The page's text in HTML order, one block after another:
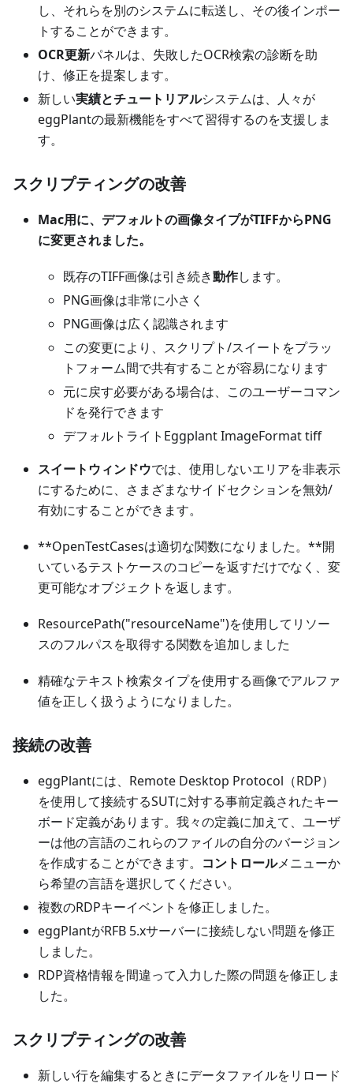
し、それらを別のシステムに転送し、その後インポー
トすることができます。
OCR更新パネルは、失敗したOCR検索の診断を助
け、修正を提案します。
新しい実績とチュートリアルシステムは、人々が
eggPlantの最新機能をすべて習得するのを支援しま
す。
スクリプティングの改善
Mac用に、デフォルトの画像タイプがTIFFからPNG
に変更されました。
既存のTIFF画像は引き続き動作します。
PNG画像は非常に小さく
PNG画像は広く認識されます
この変更により、スクリプト/スイートをプラッ
トフォーム間で共有することが容易になります
元に戻す必要がある場合は、このユーザーコマン
ドを発行できます
デフォルトライトEggplant ImageFormat tiff
スイートウィンドウでは、使用しないエリアを非表示
にするために、さまざまなサイドセクションを無効/
有効にすることができます。
**OpenTestCasesは適切な関数になりました。**開
いているテストケースのコピーを返すだけでなく、変
更可能なオブジェクトを返します。
ResourcePath("resourceName")を使用してリソー
スのフルパスを取得する関数を追加しました
精確なテキスト検索タイプを使用する画像でアルファ
値を正しく扱うようになりました。
接続の改善
eggPlantには、Remote Desktop Protocol（RDP）
を使用して接続するSUTに対する事前定義されたキー
ボード定義があります。我々の定義に加えて、ユーザ
ーは他の言語のこれらのファイルの自分のバージョン
を作成することができます。 コントロールメニューか
ら希望の言語を選択してください。
複数のRDPキーイベントを修正しました。
eggPlantがRFB 5.xサーバーに接続しない問題を修正
しました。
RDP資格情報を間違って入力した際の問題を修正しま
した。
スクリプティングの改善
新しい行を編集するときにデータファイルをリロード